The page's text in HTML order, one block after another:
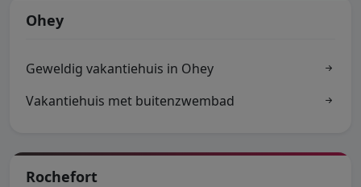
Ohey
Geweldig vakantiehuis in Ohey
Vakantiehuis met buitenzwembad
Rochefort